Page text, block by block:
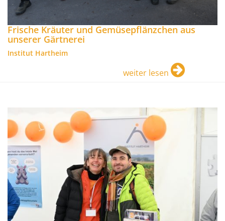
Frische Kräuter und Gemüsepflänzchen aus
unserer Gärtnerei
Institut Hartheim
weiter lesen